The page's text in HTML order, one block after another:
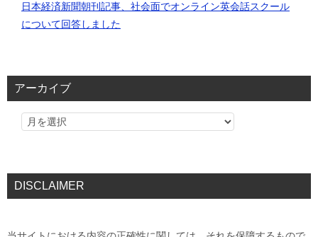
日本経済新聞朝刊記事、社会面でオンライン英会話スクール
について回答しました
アーカイブ
DISCLAIMER